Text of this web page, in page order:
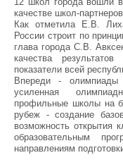
качестве школ-
Как отметила Е.В.
России строит по
глава города С.В.
качества
показатели всей
Впереди -
усиленная
профильные школы на
рубеж - создание
возможность открытия
образовательным
направлениям